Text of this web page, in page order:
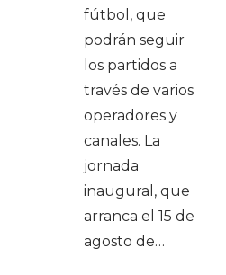
fútbol, que
podrán seguir
los partidos a
través de varios
operadores y
canales. La
jornada
inaugural, que
arranca el 15 de
agosto de…